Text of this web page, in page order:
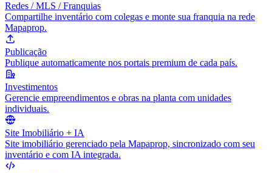
Redes / MLS / Franquias
Compartilhe inventário com colegas e monte sua franquia na rede
Mapaprop.
Publicação
Publique automaticamente nos portais premium de cada país.
Investimentos
Gerencie empreendimentos e obras na planta com unidades
individuais.
Site Imobiliário + IA
Site imobiliário gerenciado pela Mapaprop, sincronizado com seu
inventário e com IA integrada.